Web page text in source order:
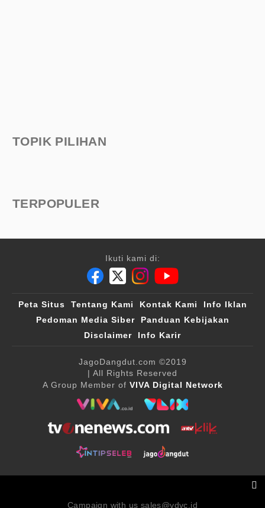
TOPIK PILIHAN
TERPOPULER
Ikuti kami di:
Peta Situs Tentang Kami Kontak Kami
Info Iklan
Pedoman Media Siber
Panduan Kebijakan
Disclaimer
Info Karir
JagoDangdut.com ©2019
| All Rights Reserved
A Group Member of VIVA Digital Network
